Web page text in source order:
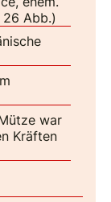
Abb.)
war
Kräften